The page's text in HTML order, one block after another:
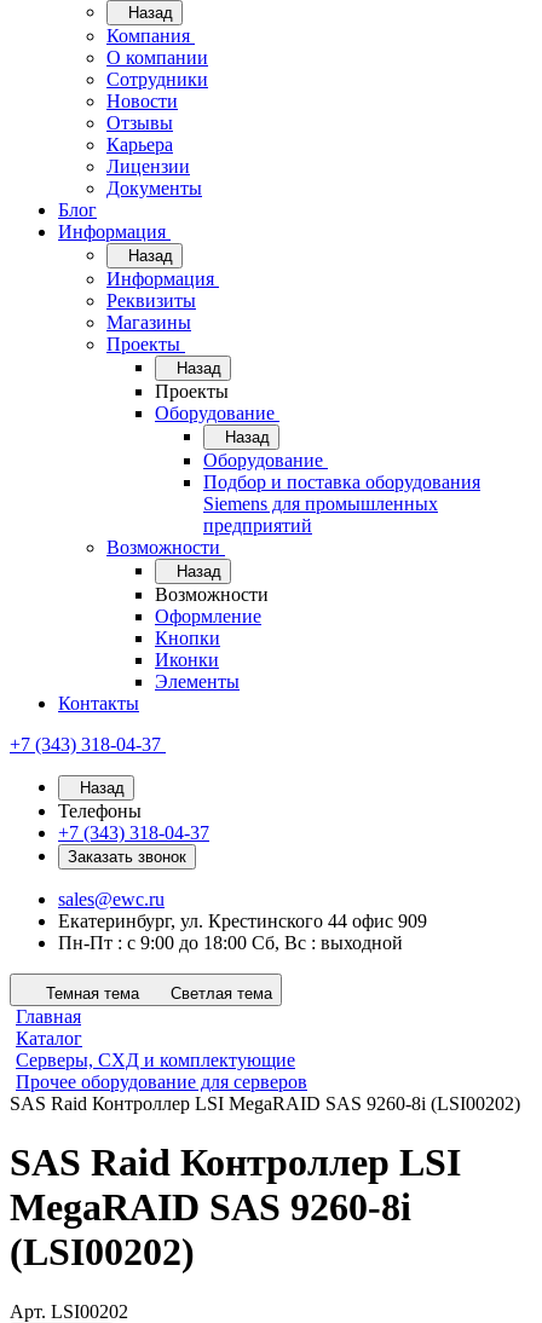
Назад
Компания
О компании
Сотрудники
Новости
Отзывы
Карьера
Лицензии
Документы
Блог
Информация
Назад
Информация
Реквизиты
Магазины
Проекты
Назад
Проекты
Оборудование
Назад
Оборудование
Подбор и поставка оборудования
Siemens для промышленных
предприятий
Возможности
Назад
Возможности
Оформление
Кнопки
Иконки
Элементы
Контакты
+7 (343) 318-04-37
Назад
Телефоны
+7 (343) 318-04-37
Заказать звонок
sales@ewc.ru
Екатеринбург, ул. Крестинского 44 офис 909
Пн-Пт : с 9:00 до 18:00 Сб, Вс : выходной
Темная тема Светлая тема
Главная
Каталог
Серверы, СХД и комплектующие
Прочее оборудование для серверов
SAS Raid Контроллер LSI MegaRAID SAS 9260-8i (LSI00202)
SAS Raid Контроллер LSI
MegaRAID SAS 9260-8i
(LSI00202)
Арт. LSI00202